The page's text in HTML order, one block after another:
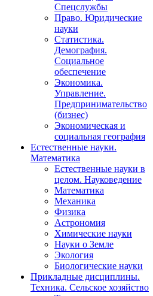
Спецслужбы
Право. Юридические
науки
Статистика.
Демография.
Социальное
обеспечение
Экономика.
Управление.
Предпринимательство
(бизнес)
Экономическая и
социальная география
Естественные науки.
Математика
Естественные науки в
целом. Науковедение
Математика
Механика
Физика
Астрономия
Химические науки
Науки о Земле
Экология
Биологические науки
Прикладные дисциплины.
Техника. Сельское хозяйство